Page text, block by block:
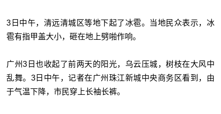
3日中午，清远清城区等地下起了冰雹。当地民众表示，冰
雹有指甲盖大小，砸在地上劈啪作响。
广州3日也收起了前两天的阳光，乌云压城，树枝在大风中
乱舞。3日中午，记者在广州珠江新城中央商务区看到，由
于气温下降，市民穿上长袖长裤。